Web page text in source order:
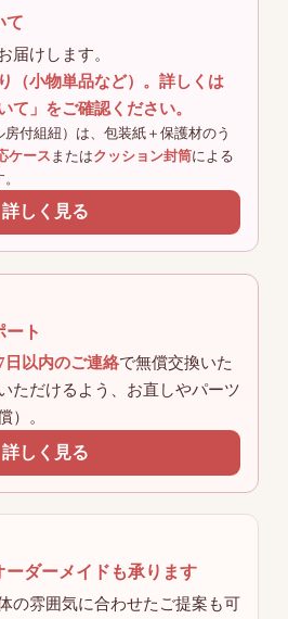
て
届けします。
（小物単品など）。詳しくは
て」をご確認ください。
付組紐）は、包装紙＋保護材のう
ケース またはクッション封筒による
詳しく見る
ト
日以内のご連絡で無償交換いた
ただけるよう、お直しやパーツ
）。
詳しく見る
ーダーメイドも承ります
の雰囲気に合わせたご提案も可